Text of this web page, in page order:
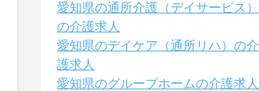
愛知県の通所介護（デイサービス）
の介護求人
愛知県のデイケア（通所リハ）の介
護求人
愛知県のグループホームの介護求人